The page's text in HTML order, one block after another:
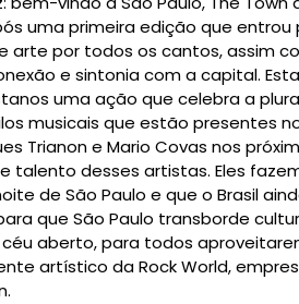
uma primeira edição que entrou
arte por todos os cantos, assim
e sintonia com a capital.
uma ação que celebra a
musicais que estão presentes
Trianon e Mario Covas nos
talento desses artistas. Eles
de São Paulo e que o Brasil
que São Paulo transborde
aberto, para todos
artístico da Rock World,